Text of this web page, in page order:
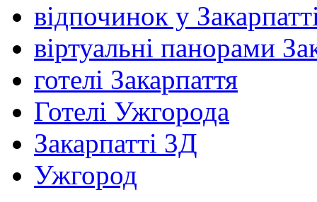
відпочинок у
віртуальні панорами
готелі Закарпаття
Готелі Ужгорода
Закарпатті 3Д
Ужгород